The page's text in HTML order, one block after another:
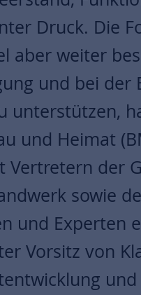
Druck. Die
aber weiter
und bei
unterstützen,
und Heimat
Vertretern der
sowie
und Experten
Vorsitz von